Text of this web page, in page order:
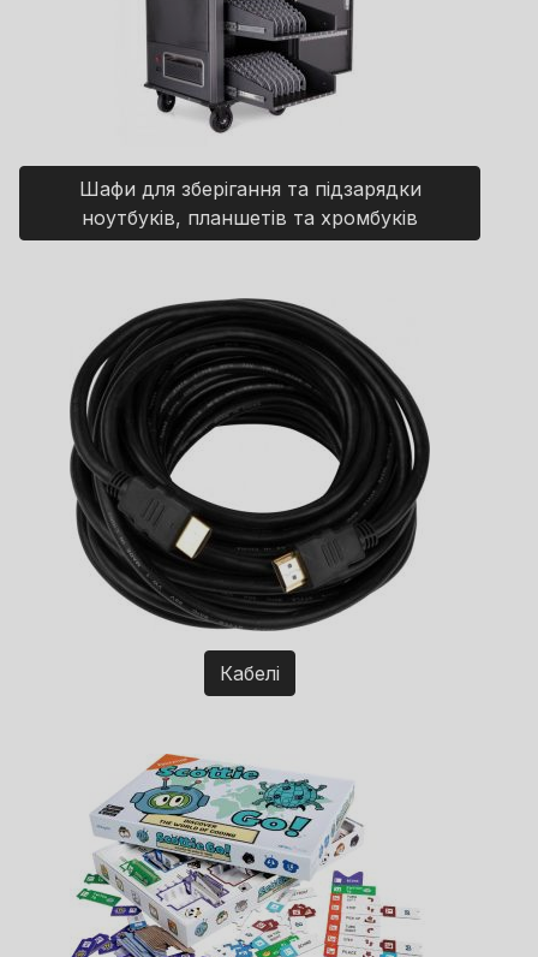
Шафи для зберігання та підзарядки
ноутбуків, планшетів та хромбуків
Кабелі